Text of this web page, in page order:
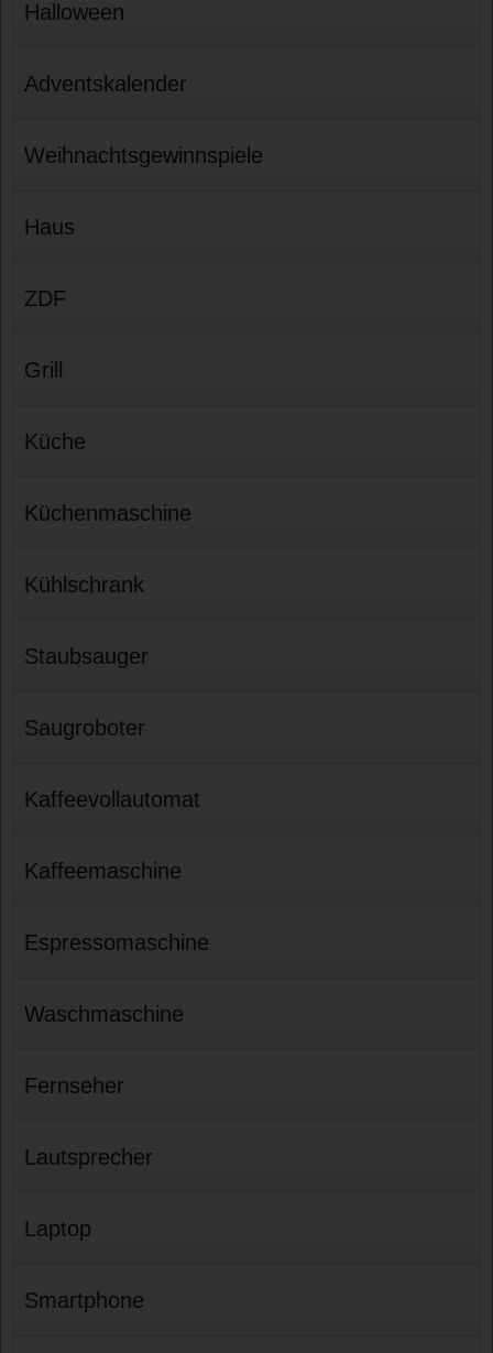
Halloween
Adventskalender
Weihnachtsgewinnspiele
Haus
ZDF
Grill
Küche
Küchenmaschine
Kühlschrank
Staubsauger
Saugroboter
Kaffeevollautomat
Kaffeemaschine
Espressomaschine
Waschmaschine
Fernseher
Lautsprecher
Laptop
Smartphone